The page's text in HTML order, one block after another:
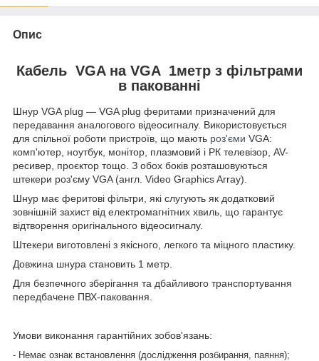
Опис
Кабель VGA на VGA 1метр з фільтрами
в пакованні
Шнур VGA plug — VGA plug феритами призначений для
передавання аналогового відеосигналу. Використовується
для спільної роботи пристроїв, що мають роз'єми VGA:
комп'ютер, ноутбук, монітор, плазмовий і РК телевізор, AV-
ресивер, проєктор тощо. З обох боків розташовуються
штекери роз'єму VGA (англ. Video Graphics Array).
Шнур має феритові фільтри, які слугують як додатковий
зовнішній захист від електромагнітних хвиль, що гарантує
відтворення оригінального відеосигналу.
Штекери виготовлені з якісного, легкого та міцного пластику.
Довжина шнура становить 1 метр.
Для безпечного зберігання та дбайливого транспортування
передбачене ПВХ-паковання.
Умови виконання гарантійних зобов'язань:
- Немає ознак встановлення (дослідження розбирання, паяння);